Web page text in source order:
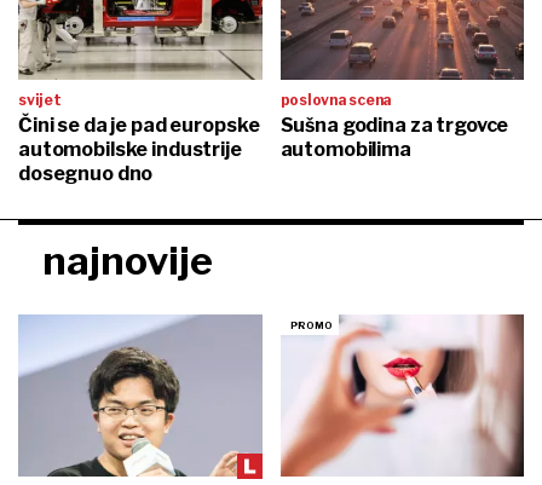
svijet
Čini se da je pad europske
automobilske industrije
dosegnuo dno
poslovna scena
Sušna godina za trgovce
automobilima
najnovije